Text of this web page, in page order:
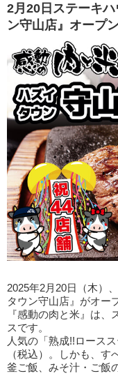
2月20日ステーキ
ン守山店』オープ
2025年2月20日（木）
タウン守山店』がオー
『感動の肉と米』は
スです。
人気の「熟成!!ロース
（税込）。しかも、
釜ご飯、みそ汁・ご飯